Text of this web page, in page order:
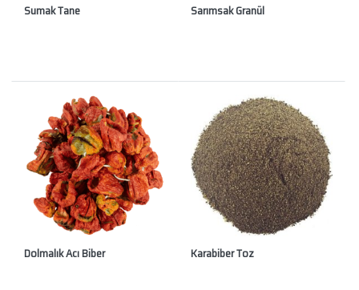
Sumak Tane Sarımsak Granül
Dolmalık Acı Biber Karabiber Toz